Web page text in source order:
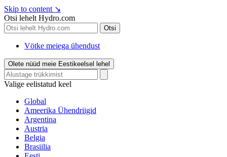
Skip to content ↘
Otsi lehelt Hydro.com
Otsi
Vötke meiega ühendust
Olete nüüd meie Eestikeelsel lehel
Valige eelistatud keel
Global
Ameerika Ühendriigid
Argentina
Austria
Belgia
Brasiilia